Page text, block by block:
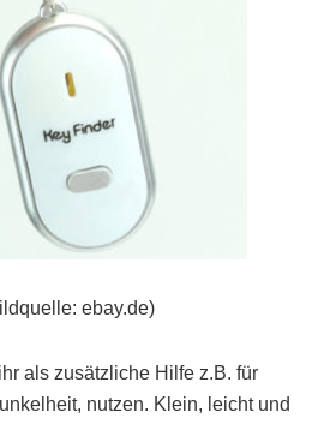
ebay.de)
als zusätzliche Hilfe z.B. für
nutzen. Klein, leicht und